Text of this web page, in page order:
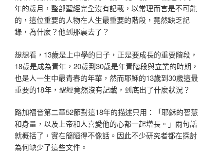
年的歲月，整部聖經完全沒有記載，以常理而言是不可能
的，這位重要的人物在人生最重要的階段，竟然缺乏記
錄，為什麼？他到那裏去了？
想想看，13歲是上中學的日子，正是要成長的重要階段，
18歲是成為青年，20歲到30歲是年青階段與立業的時期，
也是人一生中最青春的年華，然而耶穌的13歲到30歲這最
重要的18年，聖經竟然沒有記載，到底出了什麼狀況？
路加福音第二章52節對這18年的描述只用：「耶穌的智慧
和身量，以及上帝和人喜愛他的心都一起增長。」兩句話
就概括了，實在簡陋得不像話。因此不少研究者都在探討
為何缺少了這些文件。